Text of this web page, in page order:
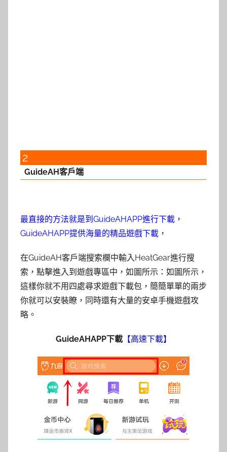
2
GuideAH客戶端
最直接的方法就是到GuideAHAPP進行下載，
GuideAHAPP提供海量的精品遊戲下載 ，
在GuideAH客戶端搜索欄中輸入HeatGear進行搜
索，點擊進入到遊戲專區中，如圖所示：如圖所示，
這樣你就不用四處尋求遊戲下載包，簡簡單單的兩步
你就可以安裝瞭，同時​還有大量的安卓手機遊戲攻
略。
GuideAHAPP下載 【高速下載】